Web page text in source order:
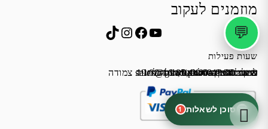
סוכן לשאלות 1
💬
מוזמנים לעקוב
YouTube
Facebook
Instagram
TikTok
שעות פעילות
כתובת: אחד העם 5, רחובות
א׳-ה׳ 19:00-16:00,14:00-9:30
שישי 9:00-13:00
שבת סגור
מייל:sales@giladiphone.co.il
מיקום חנייה: יש אפשרות לחניה צמודה
לחנות התקשרו ואדאג לזה.
*נא להתקשר לפני הגעה